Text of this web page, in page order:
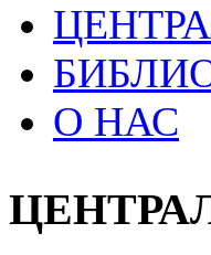
О НАС